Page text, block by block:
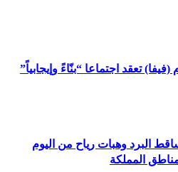
تعقد اجتماعا “بنّاءً وإيجابياً”
البرد وهبات رياح من اليوم
المملكة